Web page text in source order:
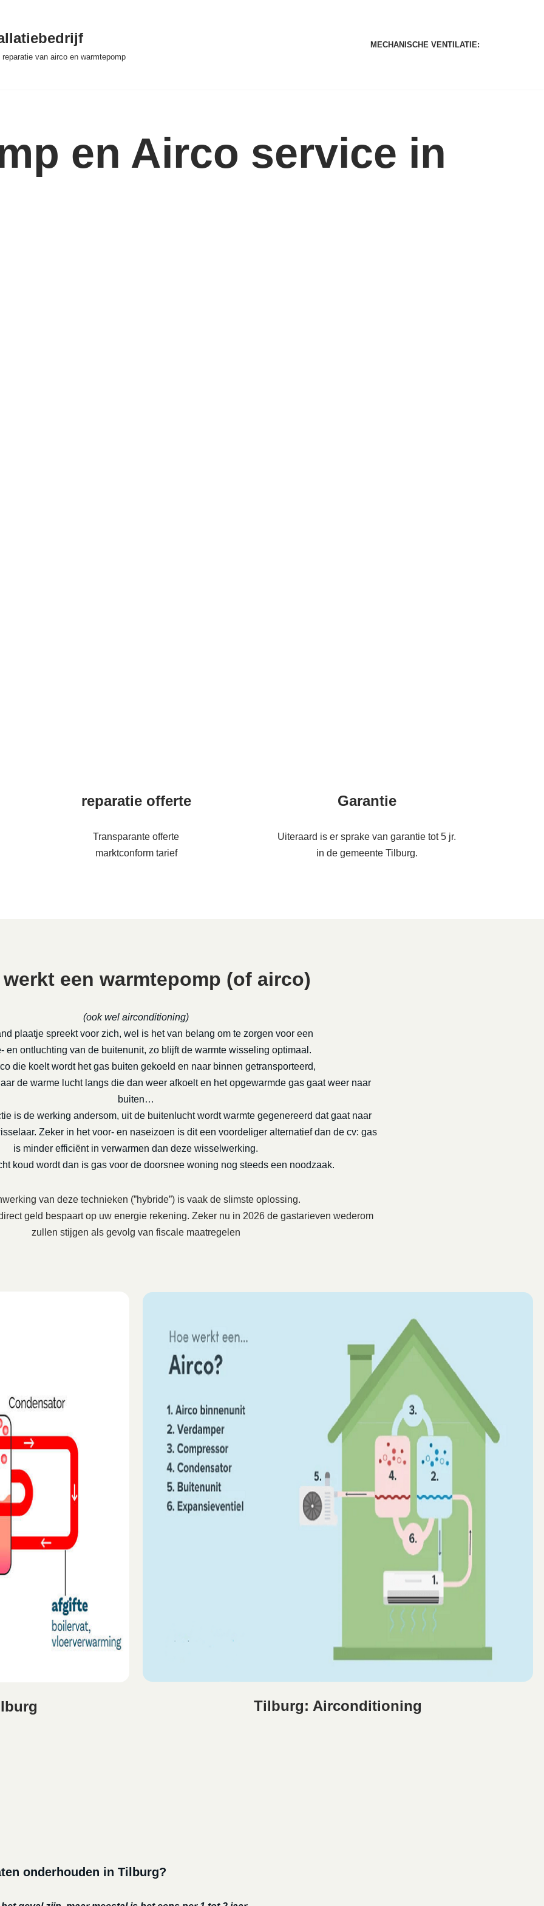
van airco en warmtepomp
MECHANISCHE VENTILATIE:
en Airco service in
reparatie offerte
Transparante offerte
marktconform tarief
Garantie
Uiteraard is er sprake van garantie tot 5 jr.
in de gemeente Tilburg.
werkt een warmtepomp (of airco)
(ook wel airconditioning)
plaatje spreekt voor zich, wel is het van belang om te zorgen voor een
en ontluchting van de buitenunit, zo blijft de warmte wisseling optimaal.
die koelt wordt het gas buiten gekoeld en naar binnen getransporteerd,
de warme lucht langs die dan weer afkoelt en het opgewarmde gas gaat weer naar
buiten…
is de werking andersom, uit de buitenlucht wordt warmte gegenereerd dat gaat naar
Zeker in het voor- en naseizoen is dit een voordeliger alternatief dan de cv: gas
is minder efficiënt in verwarmen dan deze wisselwerking.
koud wordt dan is gas voor de doorsnee woning nog steeds een noodzaak.
van deze technieken (”hybride”) is vaak de slimste oplossing.
geld bespaart op uw energie rekening. Zeker nu in 2026 de gastarieven wederom
zullen stijgen als gevolg van fiscale maatregelen
Tilburg: Airconditioning
onderhouden in Tilburg?